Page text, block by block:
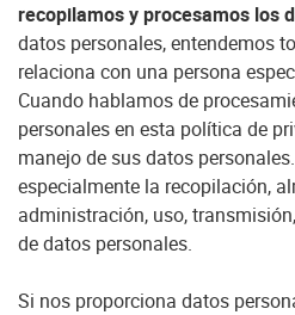
recopilamos y procesamos los
datos personales, entendemos
relaciona con una persona
Cuando hablamos de
personales en esta política de
manejo de sus datos
especialmente la recopilación,
administración, uso,
de datos personales.
Si nos proporciona datos